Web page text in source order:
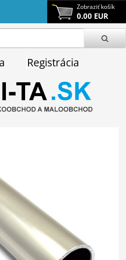
Zobraziť košík
0.00 EUR
Registrácia